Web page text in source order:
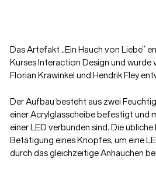
Das Artefakt „Ein Hauch von Liebe“
Kurses Interaction Design und wurde
Florian Krawinkel und Hendrik Fley
Der Aufbau besteht aus zwei
einer Acrylglasscheibe befestigt und
einer LED verbunden sind. Die
Betätigung eines Knopfes, um eine
durch das gleichzeitige Anhauchen